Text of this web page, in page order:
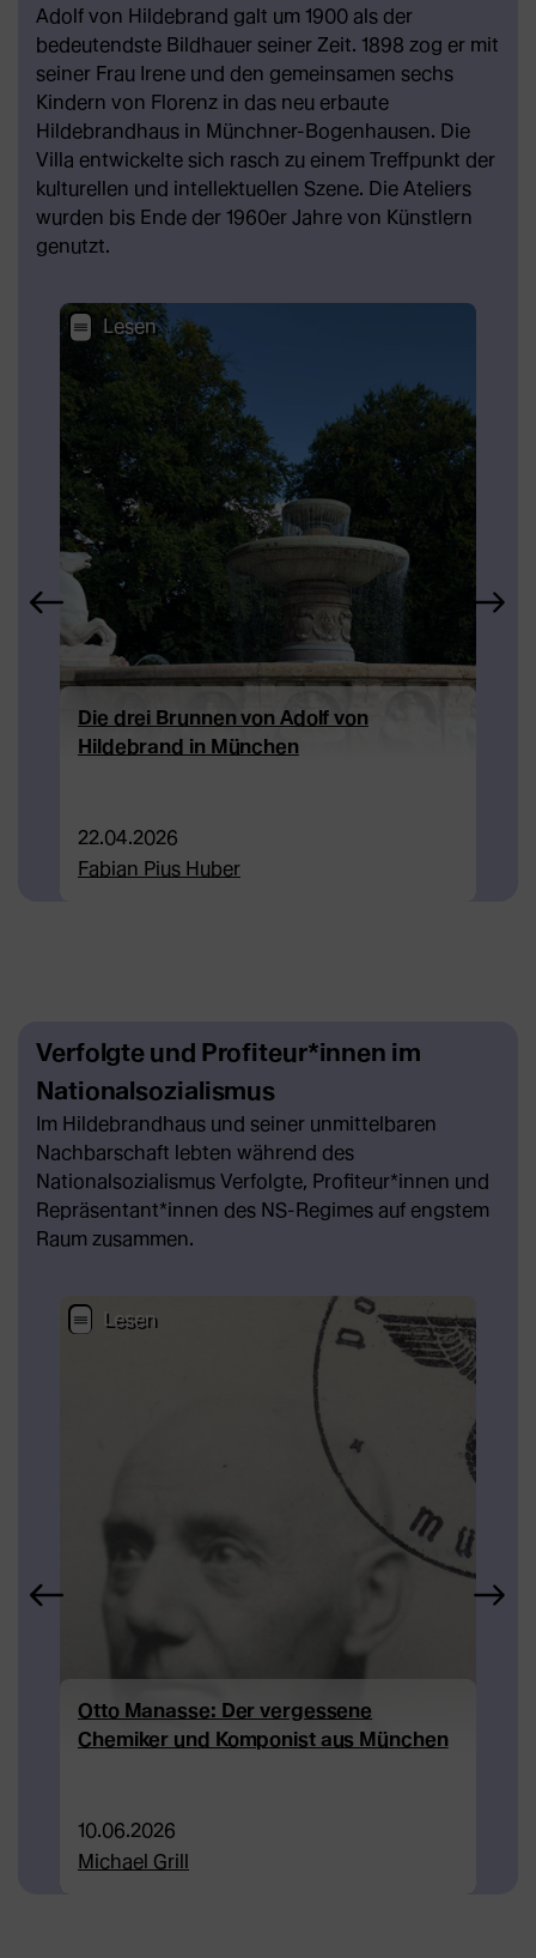
Adolf von Hildebrand galt um 1900 als der
bedeutendste Bildhauer seiner Zeit. 1898 zog er mit
seiner Frau Irene und den gemeinsamen sechs
Kindern von Florenz in das neu erbaute
Hildebrandhaus in Münchner-Bogenhausen. Die
Villa entwickelte sich rasch zu einem Treffpunkt der
kulturellen und intellektuellen Szene. Die Ateliers
wurden bis Ende der 1960er Jahre von Künstlern
genutzt.
Die drei Brunnen von Adolf von
Hildebrand in München
22.04.2026
Fabian Pius Huber
Verfolgte und Profiteur*innen im
Nationalsozialismus
Im Hildebrandhaus und seiner unmittelbaren
Nachbarschaft lebten während des
Nationalsozialismus Verfolgte, Profiteur*innen und
Repräsentant*innen des NS-Regimes auf engstem
Raum zusammen.
Otto Manasse: Der vergessene
Chemiker und Komponist aus München
10.06.2026
Michael Grill